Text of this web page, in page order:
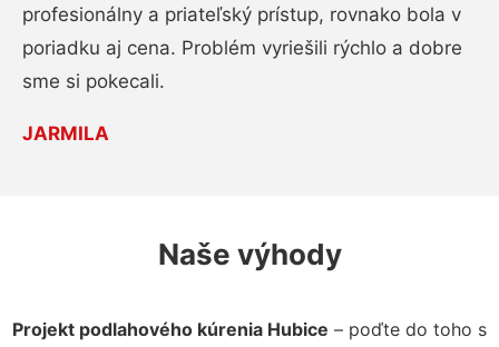
profesionálny a priateľský prístup, rovnako bola v
poriadku aj cena. Problém vyriešili rýchlo a dobre
sme si pokecali.
JARMILA
Naše výhody
Projekt podlahového kúrenia Hubice – poďte do toho s